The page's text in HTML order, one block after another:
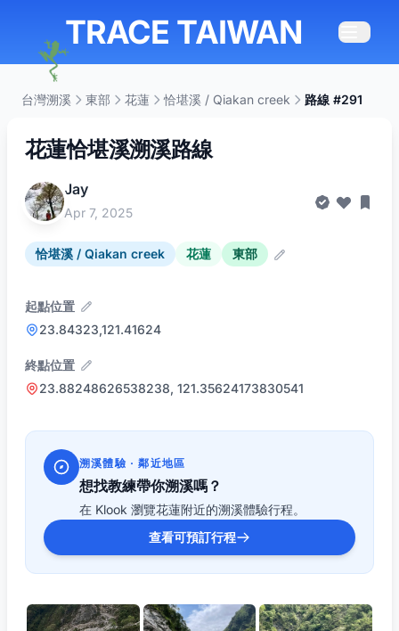
TRACE TAIWAN
台灣溯溪 東部 花蓮 恰堪溪 / Qiakan creek 路線 #291
花蓮恰堪溪溯溪路線
Jay
Apr 7, 2025
恰堪溪 / Qiakan creek 花蓮 東部
起點位置
23.84323,121.41624
終點位置
23.88248626538238, 121.35624173830541
溯溪體驗 · 鄰近地區
想找教練帶你溯溪嗎？
在 Klook 瀏覽花蓮附近的溯溪體驗行程。
查看可預訂行程